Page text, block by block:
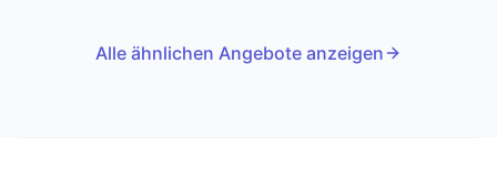
Alle ähnlichen Angebote anzeigen